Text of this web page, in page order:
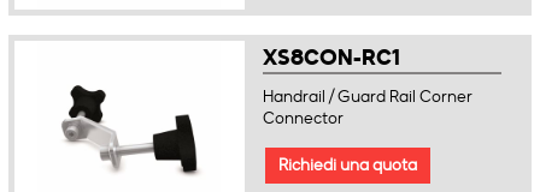
XS8CON-RC1
Handrail / Guard Rail Corner
Connector
Richiedi una quota